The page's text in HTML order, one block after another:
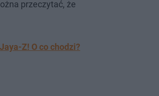
przeczytać, że
Z! O co chodzi?